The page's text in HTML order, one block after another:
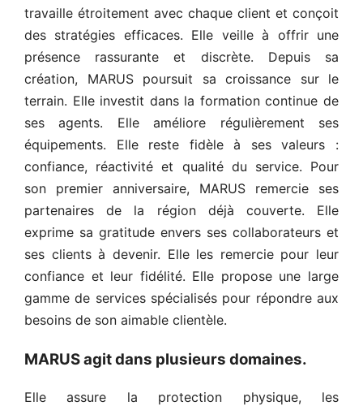
travaille étroitement avec chaque client et conçoit
des stratégies efficaces. Elle veille à offrir une
présence rassurante et discrète. Depuis sa
création, MARUS poursuit sa croissance sur le
terrain. Elle investit dans la formation continue de
ses agents. Elle améliore régulièrement ses
équipements. Elle reste fidèle à ses valeurs :
confiance, réactivité et qualité du service. Pour
son premier anniversaire, MARUS remercie ses
partenaires de la région déjà couverte. Elle
exprime sa gratitude envers ses collaborateurs et
ses clients à devenir. Elle les remercie pour leur
confiance et leur fidélité. Elle propose une large
gamme de services spécialisés pour répondre aux
besoins de son aimable clientèle.
MARUS agit dans plusieurs domaines.
Elle assure la protection physique, les